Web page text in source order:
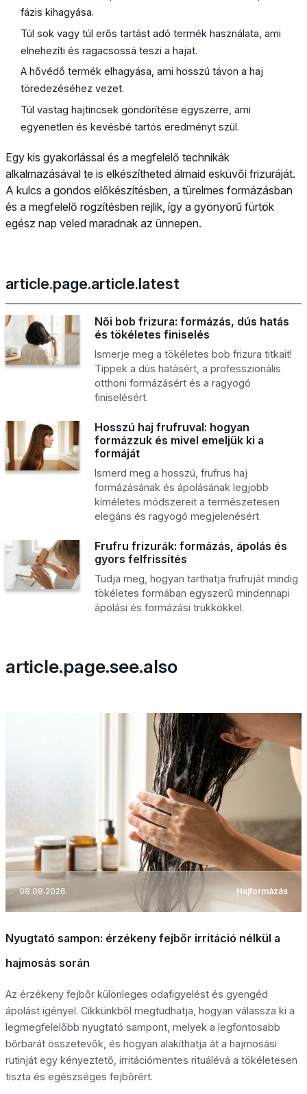
fázis kihagyása.
Túl sok vagy túl erős tartást adó termék használata, ami
elnehezíti és ragacsossá teszi a hajat.
A hővédő termék elhagyása, ami hosszú távon a haj
töredezéséhez vezet.
Túl vastag hajtincsek göndörítése egyszerre, ami
egyenetlen és kevésbé tartós eredményt szül.
Egy kis gyakorlással és a megfelelő technikák
alkalmazásával te is elkészítheted álmaid esküvői frizuráját.
A kulcs a gondos előkészítésben, a türelmes formázásban
és a megfelelő rögzítésben rejlik, így a gyönyörű fürtök
egész nap veled maradnak az ünnepen.
article.page.article.latest
Női bob frizura: formázás, dús hatás
és tökéletes finiselés
Ismerje meg a tökéletes bob frizura titkait!
Tippek a dús hatásért, a professzionális
otthoni formázásért és a ragyogó
finiselésért.
Hosszú haj frufruval: hogyan
formázzuk és mivel emeljük ki a
formáját
Ismerd meg a hosszú, frufrus haj
formázásának és ápolásának legjobb
kíméletes módszereit a természetesen
elegáns és ragyogó megjelenésért.
Frufru frizurák: formázás, ápolás és
gyors felfrissítés
Tudja meg, hogyan tarthatja frufruját mindig
tökéletes formában egyszerű mindennapi
ápolási és formázási trükkökkel.
article.page.see.also
08.08.2026 Hajformázás
Nyugtató sampon: érzékeny fejbőr irritáció nélkül a
hajmosás során
Az érzékeny fejbőr különleges odafigyelést és gyengéd
ápolást igényel. Cikkünkből megtudhatja, hogyan válassza ki a
legmegfelelőbb nyugtató sampont, melyek a legfontosabb
bőrbarát összetevők, és hogyan alakíthatja át a hajmosási
rutinját egy kényeztető, irritációmentes rituálévá a tökéletesen
tiszta és egészséges fejbőrért.